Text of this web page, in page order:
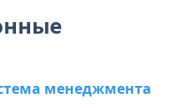
менеджмента